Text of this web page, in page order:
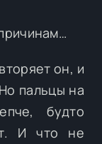
он, и
пальцы на
будто
И что не